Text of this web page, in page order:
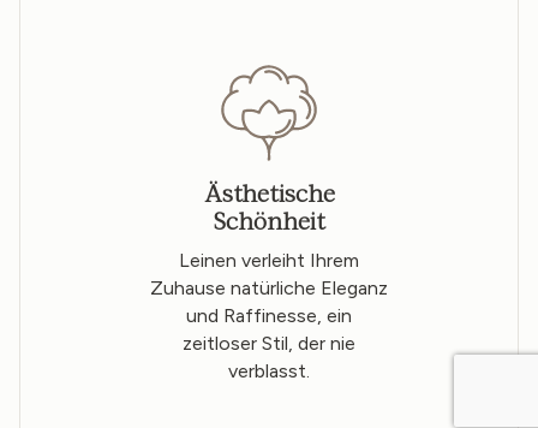
Ästhetische
Schönheit
Leinen verleiht Ihrem
Zuhause natürliche Eleganz
und Raffinesse, ein
zeitloser Stil, der nie
verblasst.